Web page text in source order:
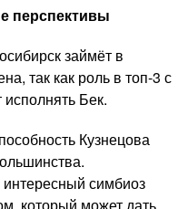
перспективы
займёт в
так как роль в топ-3 с
Бек.
Кузнецова
симбиоз